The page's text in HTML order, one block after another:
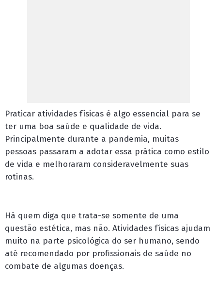
Praticar atividades físicas é algo essencial para se
ter uma boa saúde e qualidade de vida.
Principalmente durante a pandemia, muitas
pessoas passaram a adotar essa prática como estilo
de vida e melhoraram consideravelmente suas
rotinas.
Há quem diga que trata-se somente de uma
questão estética, mas não. Atividades físicas ajudam
muito na parte psicológica do ser humano, sendo
até recomendado por profissionais de saúde no
combate de algumas doenças.